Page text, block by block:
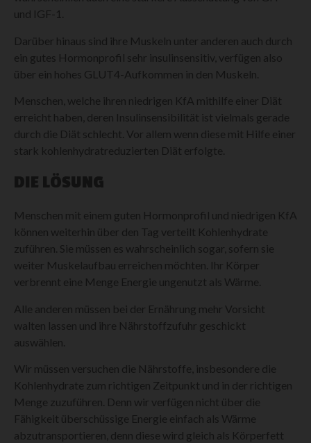
und IGF-1.
Darüber hinaus sind ihre Muskeln unter anderen auch durch
ein gutes Hormonprofil sehr insulinsensitiv, verfügen also
über ein hohes GLUT4-Aufkommen in den Muskeln.
Menschen, welche ihren niedrigen KfA mithilfe einer Diät
erreicht haben, deren Insulinsensibilität ist vielmals gerade
durch die Diät schlecht. Vor allem wenn diese mit Hilfe einer
stark kohlenhydratreduzierten Diät erfolgte.
DIE LÖSUNG
Menschen mit einem guten Hormonprofil und niedrigen KfA
können weiterhin über den Tag verteilt Kohlenhydrate
zuführen. Sie müssen es wahrscheinlich sogar, sofern sie
weiter Muskelaufbau erreichen möchten. Ihr Körper
verbrennt eine Menge Energie ungenutzt als Wärme.
Alle anderen müssen bei der Ernährung mehr Vorsicht
walten lassen und ihre Nährstoffzufuhr geschickt
auswählen.
Wir müssen versuchen die Nährstoffe, insbesondere die
Kohlenhydrate zum richtigen Zeitpunkt und in der richtigen
Menge zuzuführen. Denn wir verfügen nicht über die
Fähigkeit überschüssige Energie einfach als Wärme
abzutransportieren, denn diese wird gleich als Körperfett